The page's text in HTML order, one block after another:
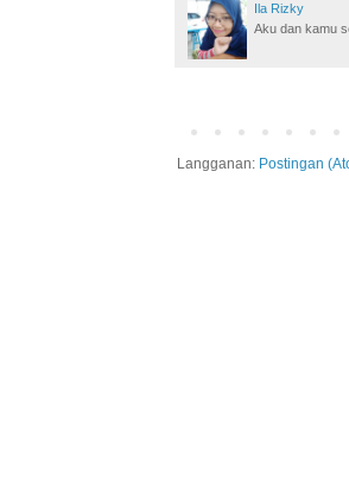
Ila Rizky
Aku dan kamu
Langganan: Postingan